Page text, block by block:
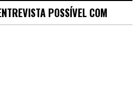
POSSÍVEL COM